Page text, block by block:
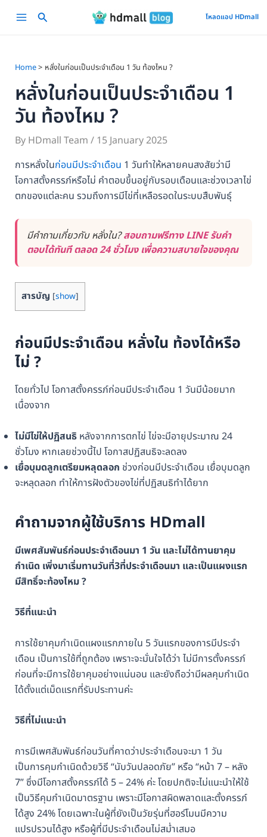
Main
โหลดแอป HDmall
Home หลั่งในก่อนเป็นประจำเดือน 1 วัน ท้องไหม ?
หลั่งในก่อนเป็นประจำเดือน 1
วัน ท้องไหม ?
By HDmall Team / 15 January 2025
การหลั่งในก่อนมีประจำเดือน 1 วันทำให้หลายคนสงสัยว่ามี
โอกาสตั้งครรภ์หรือไม่ คำตอบขึ้นอยู่กับรอบเดือนและช่วงเวลาไข่
ตกของแต่ละคน รวมถึงการมีไข่ที่เหลือรอดในระบบสืบพันธุ์
มีคำถามเกี่ยวกับ หลั่งใน?สอบถามฟรีทาง LINE รับคำ
ตอบได้ทันที ตลอด 24 ชั่วโมง เพื่อความสบายใจของคุณ
สารบัญ [show]
ก่อนมีประจำเดือน หลั่งใน ท้องได้หรือ
ไม่ ?
โดยทั่วไป โอกาสตั้งครรภ์ก่อนมีประจำเดือน 1 วันมีน้อยมาก
เนื่องจาก
ไม่มีไข่ให้ปฏิสนธิหลังจากการตกไข่ ไข่จะมีอายุประมาณ 24
ชั่วโมง หากเลยช่วงนี้ไป โอกาสปฏิสนธิจะลดลง
เยื่อบุมดลูกเตรียมหลุดลอก ช่วงก่อนมีประจำเดือน เยื่อบุมดลูก
จะหลุดลอก ทำให้การฝังตัวของไข่ที่ปฏิสนธิทำได้ยาก
คำถามจากผู้ใช้บริการ HDmall
มีเพศสัมพันธ์ก่อนประจำเดือนมา 1 วัน และไม่ได้ทานยาคุม
กำเนิด เพิ่งมาเริ่มทานวันที่3ที่ประจำเดือนมา และเป็นแผงแรก
มีสิทธิ์จะท้องไหม ?
วิธีที่แนะนำ
การใช้ยาคุมกำเนิดแผงแรกภายใน 5 วันแรกของการมีประจำ
เดือน เป็นการใช้ที่ถูกต้อง เพราะจะมั่นใจได้ว่า ไม่มีการตั้งครรภ์
ก่อนที่จะมีการใช้ยาคุมอย่างแน่นอน และยังถือว่ามีผลคุมกำเนิด
ได้ตั้งแต่เม็ดแรกที่รับประทานค่ะ
วิธีที่ไม่แนะนำ
การมีเพศสัมพันธ์ก่อนวันที่คาดว่าประจำเดือนจะมา 1 วัน
เป็นการคุมกำเนิดด้วยวิธี “นับวันปลอดภัย” หรือ “หน้า 7 – หลัง
7” ซึ่งมีโอกาสตั้งครรภ์ได้ 5 – 24% ค่ะ โดยปกติจะไม่แนะนำให้ใช้
เป็นวิธีคุมกำเนิดมาตรฐาน เพราะมีโอกาสผิดพลาดและตั้งครรภ์
ได้สูง 24% โดยเฉพาะในผู้ที่ยังเป็นวัยรุ่นที่ฮอร์โมนมีความ
แปรปรวนได้สูง หรือผู้ที่มีประจำเดือนไม่สม่ำเสมอ